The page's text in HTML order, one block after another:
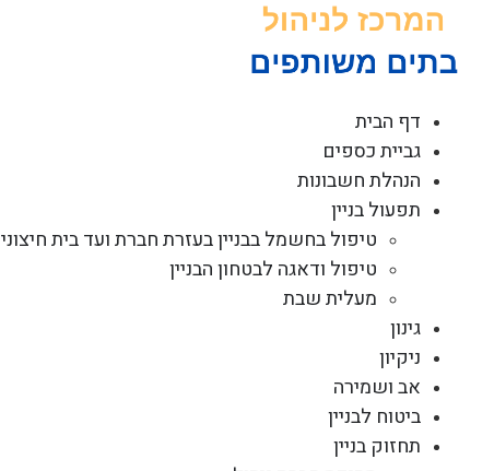
דף הבית
גביית כספים
הנהלת חשבונות
תפעול בניין
טיפול בחשמל בבניין בעזרת חברת ועד בית חיצוני
טיפול ודאגה לבטחון הבניין
מעלית שבת
גינון
ניקיון
אב ושמירה
ביטוח לבניין
תחזוק בניין